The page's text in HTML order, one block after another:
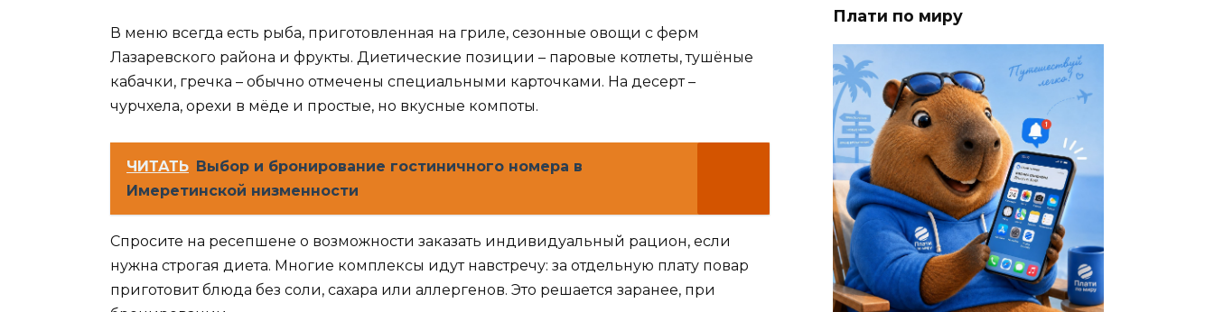
В меню всегда есть рыба, приготовленная на гриле, сезонные овощи с ферм
Лазаревского района и фрукты. Диетические позиции – паровые котлеты, тушёные
кабачки, гречка – обычно отмечены специальными карточками. На десерт –
чурчхела, орехи в мёде и простые, но вкусные компоты.
ЧИТАТЬ Выбор и бронирование гостиничного номера в
Имеретинской низменности
Спросите на ресепшене о возможности заказать индивидуальный рацион, если
нужна строгая диета. Многие комплексы идут навстречу: за отдельную плату повар
приготовит блюда без соли, сахара или аллергенов. Это решается заранее, при
Плати по миру